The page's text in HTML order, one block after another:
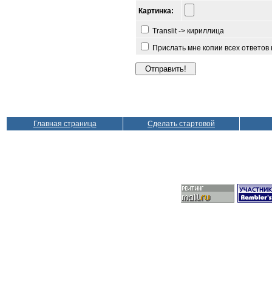
Картинка:
Translit -> кириллица
Прислать мне копии всех
Главная страница Сделать стартовой